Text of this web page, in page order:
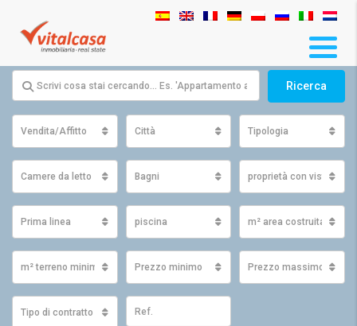
Ricerca
Vendita/Affitto Città Tipologia
Camere da letto Bagni proprietà con vista
Prima linea piscina m² area costruita
m² terreno minimo Prezzo minimo Prezzo massimo
Tipo di contratto